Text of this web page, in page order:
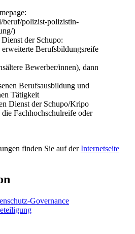
polizist-polizistin-
)
der Schupo:
erweiterte Berufsbildungsreife
Bewerber/innen), dann
Berufsausbildung und
Tätigkeit
Dienst der Schupo/Kripo
die Fachhochschulreife oder
finden Sie auf derInternetseite
Governance